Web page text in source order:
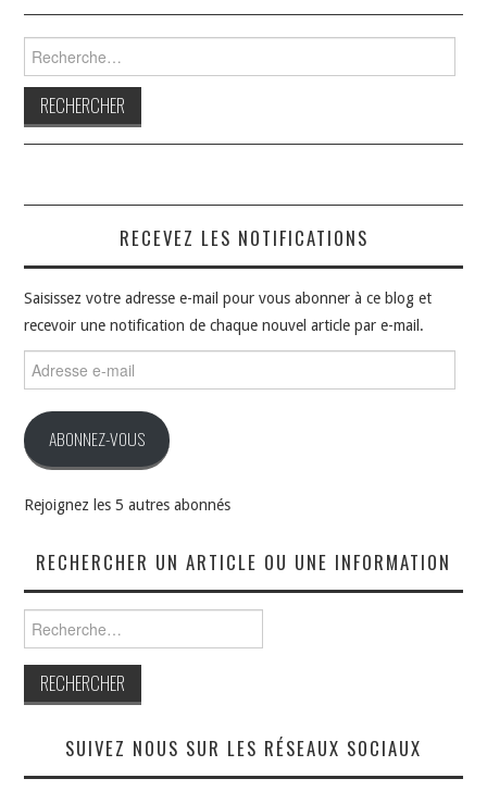
RECEVEZ LES NOTIFICATIONS
Saisissez votre adresse e-mail pour vous abonner à ce blog et
recevoir une notification de chaque nouvel article par e-mail.
e-
ABONNEZ-VOUS
Rejoignez les 5 autres abonnés
RECHERCHER UN ARTICLE OU UNE INFORMATION
SUIVEZ NOUS SUR LES RÉSEAUX SOCIAUX